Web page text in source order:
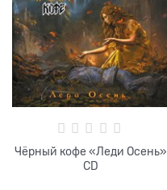
Чёрный кофе «Леди Осень»
CD